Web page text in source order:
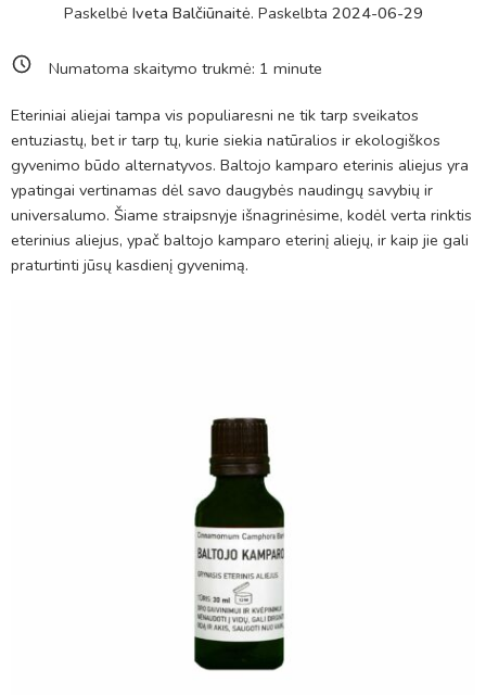
Paskelbė Iveta Balčiūnaitė. Paskelbta 2024-06-29
Numatoma skaitymo trukmė: 1 minute
Eteriniai aliejai tampa vis populiaresni ne tik tarp sveikatos
entuziastų, bet ir tarp tų, kurie siekia natūralios ir ekologiškos
gyvenimo būdo alternatyvos. Baltojo kamparo eterinis aliejus yra
ypatingai vertinamas dėl savo daugybės naudingų savybių ir
universalumo. Šiame straipsnyje išnagrinėsime, kodėl verta rinktis
eterinius aliejus, ypač baltojo kamparo eterinį aliejų, ir kaip jie gali
praturtinti jūsų kasdienį gyvenimą.